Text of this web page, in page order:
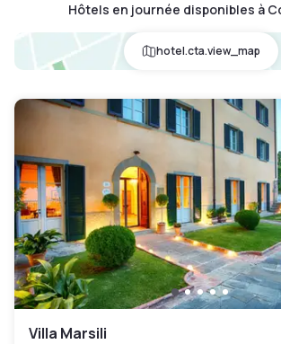
Hôtels en journée disponibles à
hotel.cta.view_map
Villa Marsili